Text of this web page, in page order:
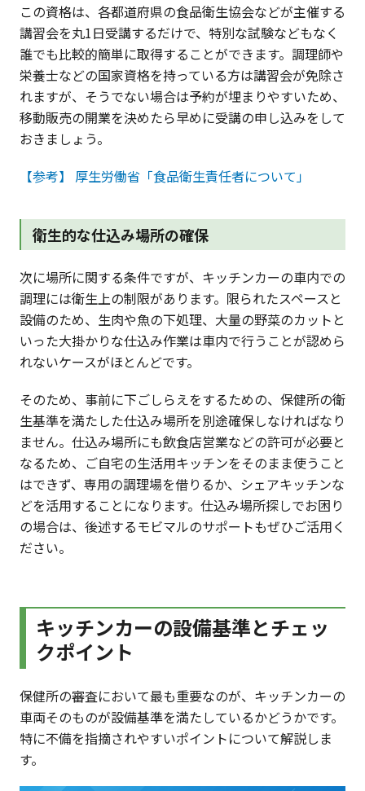
この資格は、各都道府県の食品衛生協会などが主催する
講習会を丸1日受講するだけで、特別な試験などもなく
誰でも比較的簡単に取得することができます。調理師や
栄養士などの国家資格を持っている方は講習会が免除さ
れますが、そうでない場合は予約が埋まりやすいため、
移動販売の開業を決めたら早めに受講の申し込みをして
おきましょう。
【参考】 厚生労働省「食品衛生責任者について」
衛生的な仕込み場所の確保
次に場所に関する条件ですが、キッチンカーの車内での
調理には衛生上の制限があります。限られたスペースと
設備のため、生肉や魚の下処理、大量の野菜のカットと
いった大掛かりな仕込み作業は車内で行うことが認めら
れないケースがほとんどです。
そのため、事前に下ごしらえをするための、保健所の衛
生基準を満たした仕込み場所を別途確保しなければなり
ません。仕込み場所にも飲食店営業などの許可が必要と
なるため、ご自宅の生活用キッチンをそのまま使うこと
はできず、専用の調理場を借りるか、シェアキッチンな
どを活用することになります。仕込み場所探しでお困り
の場合は、後述するモビマルのサポートもぜひご活用く
ださい。
キッチンカーの設備基準とチェッ
クポイント
保健所の審査において最も重要なのが、キッチンカーの
車両そのものが設備基準を満たしているかどうかです。
特に不備を指摘されやすいポイントについて解説しま
す。